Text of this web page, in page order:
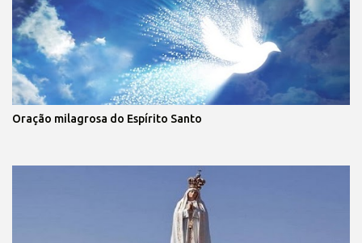
Oração milagrosa do Espírito Santo